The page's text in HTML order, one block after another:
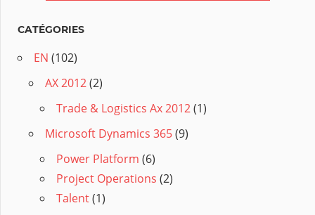
CATÉGORIES
EN (102)
AX 2012(2)
Trade & Logistics Ax 2012(1)
Microsoft Dynamics 365(9)
Power Platform (6)
Project Operations (2)
Talent(1)